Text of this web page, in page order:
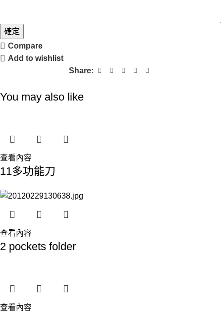
確定
Compare
Add to wishlist
Share:
You may also like
查看內容
11多功能刀
查看內容
2 pockets folder
查看內容